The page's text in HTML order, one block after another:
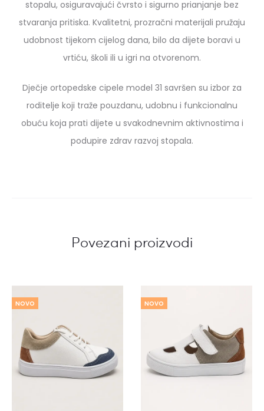
stopalu, osiguravajući čvrsto i sigurno prianjanje bez
stvaranja pritiska. Kvalitetni, prozračni materijali pružaju
udobnost tijekom cijelog dana, bilo da dijete boravi u
vrtiću, školi ili u igri na otvorenom.
Dječje ortopedske cipele model 31 savršen su izbor za
roditelje koji traže pouzdanu, udobnu i funkcionalnu
obuću koja prati dijete u svakodnevnim aktivnostima i
podupire zdrav razvoj stopala.
Povezani proizvodi
NOVO NOVO